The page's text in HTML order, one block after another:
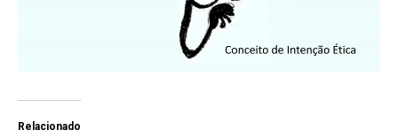
Relacionado